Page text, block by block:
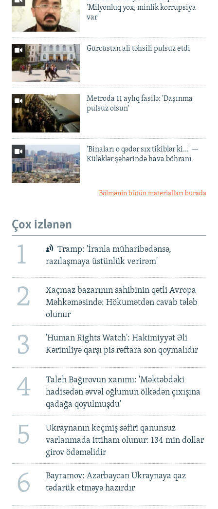
'Milyonluq yox, minlik korrupsiya
var'
Gürcüstan ali təhsili pulsuz etdi
Metroda 11 aylıq fasilə: 'Daşınma
pulsuz olsun'
'Binaları o qədər sıx tikiblər ki...' —
Küləklər şəhərində hava böhranı
Bölmənin bütün materialları burada
Çox izlənən
1
Tramp: 'İranla müharibədənsə,
razılaşmaya üstünlük verirəm'
2
Xaçmaz bazarının sahibinin qətli Avropa
Məhkəməsində: Hökumətdən cavab tələb
olunur
3
'Human Rights Watch': Hakimiyyət Əli
Kərimliyə qarşı pis rəftara son qoymalıdır
4
Taleh Bağırovun xanımı: 'Məktəbdəki
hadisədən əvvəl oğlumun ölkədən çıxışına
qadağa qoyulmuşdu'
5
Ukraynanın keçmiş səfiri qanunsuz
varlanmada ittiham olunur: 134 min dollar
girov ödəməlidir
6
Bayramov: Azərbaycan Ukraynaya qaz
tədarük etməyə hazırdır